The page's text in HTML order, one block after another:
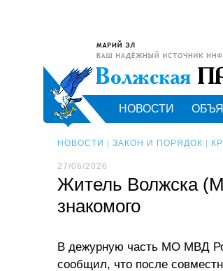
НОВОСТИ
НОВОСТИ ЗАКОН И ПОРЯДОК
27/06/2026
Житель Волжска
знакомого
В дежурную часть МО МВД
сообщил, что после